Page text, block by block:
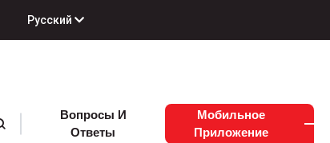
Русский
Вопросы И
Ответы
Мобильное
Приложение